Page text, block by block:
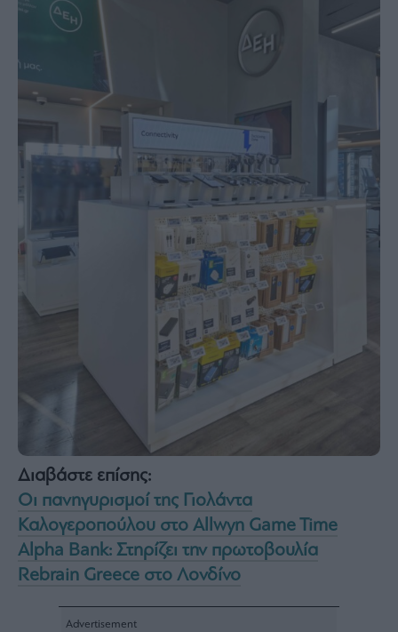
Διαβάστε επίσης:
Οι πανηγυρισμοί της Γιολάντα
Καλογεροπούλου στο Allwyn Game Time
Alpha Bank: Στηρίζει την πρωτοβουλία
Rebrain Greece στο Λονδίνο